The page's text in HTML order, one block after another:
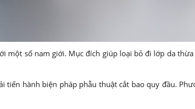
một số nam giới. Mục đích giúp loại bỏ đi lớp da
tiến hành biện pháp phẫu thuật cắt bao quy đầu.